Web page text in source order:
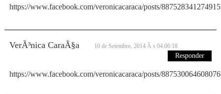
https://www.facebook.com/veronicacaraca/posts/887528341274915
VerÃ³nica CaraÃ§a 10 de Setembro, 2014 Ã s 04:06:18
Responder
https://www.facebook.com/veronicacaraca/posts/887530064608076